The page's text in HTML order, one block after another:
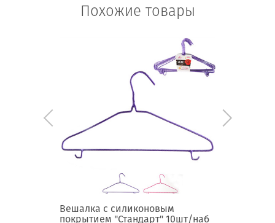
Похожие товары
Вешалка с силиконовым
покрытием "Стандарт" 10шт/наб